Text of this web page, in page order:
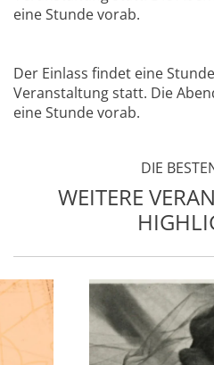
eine Stunde vorab.
Der Einlass findet eine
Veranstaltung statt. Die
eine Stunde vorab.
DIE
WEITERE